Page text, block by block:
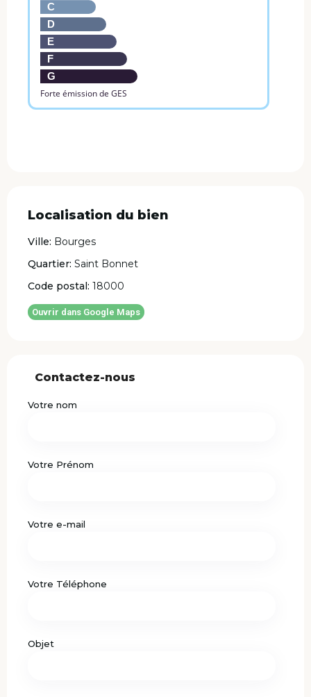
C
D
E
F
G
Forte émission de GES
Localisation du bien
Ville: Bourges
Quartier: Saint Bonnet
Code postal: 18000
Ouvrir dans Google Maps
Contactez-nous
Votre nom
Votre Prénom
Votre e-mail
Votre Téléphone
Objet